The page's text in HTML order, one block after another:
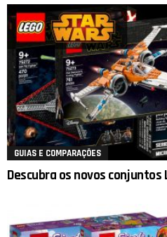
GUIAS E COMPARAÇÕES
Descubra os novos